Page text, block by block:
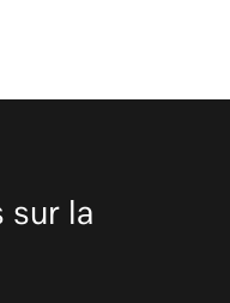
sur la